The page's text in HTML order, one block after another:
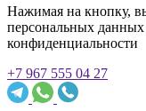
Нажимая на кнопку,
персональных данных
конфиденциальности
+7 967 555 04 27